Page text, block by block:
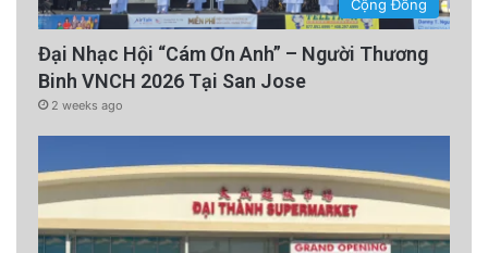
Cộng Đồng
Đại Nhạc Hội “Cám Ơn Anh” – Người Thương
Binh VNCH 2026 Tại San Jose
2 weeks ago